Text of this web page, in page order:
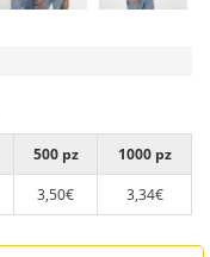
500 pz
1000 pz
3,50€ 3,34€